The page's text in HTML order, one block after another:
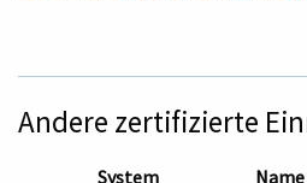
Andere zertifizierte
System Name